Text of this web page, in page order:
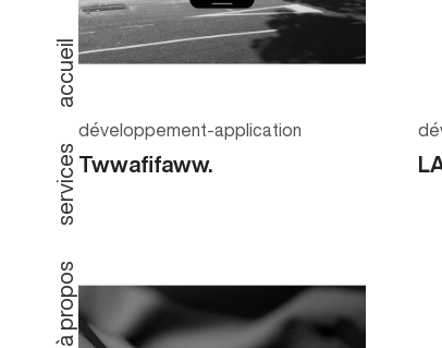
à propos
services
accueil
développement-application
Twwafifaww.